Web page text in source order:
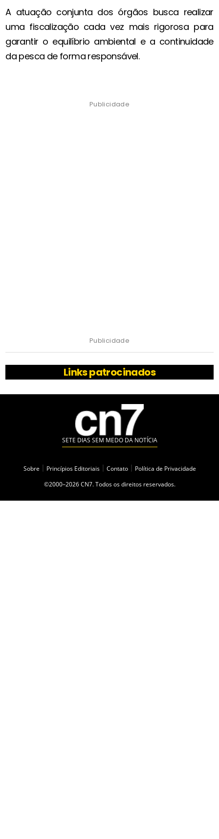
A atuação conjunta dos órgãos busca realizar
uma fiscalização cada vez mais rigorosa para
garantir o equilíbrio ambiental e a continuidade
da pesca de forma responsável.
Publicidade
Publicidade
Links patrocinados
SETE DIAS SEM MEDO DA NOTÍCIA
Sobre Princípios Editoriais Contato
Política de Privacidade
©2000–2026 CN7. Todos os direitos reservados.